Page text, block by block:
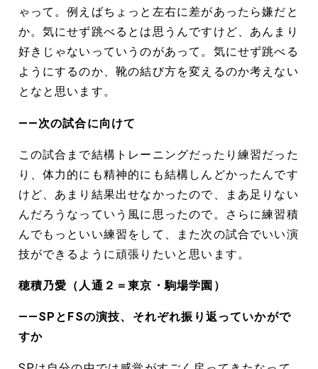
ゃって。例えばちょっと左右に差があったら嫌だと
か。気にせず跳べるとは思うんですけど、あんまり
好きじゃないっていうのがあって。気にせず跳べる
ようにするのか、靴の結び方を変えるのか考えない
となと思います。
――次の試合に向けて
この試合まで結構トレーニングだったり練習だった
り、体力的にも精神的にも結構しんどかったんです
けど、あまり結果出せなかったので、まあ足りない
んだろうなっていう風に思ったので。さらに練習積
んでもっといい練習をして、また次の試合でいい演
技ができるように頑張りたいと思います。
穂積乃愛（人通２＝東京・駒場学園）
――SPとFSの演技、それぞれ振り返っていかがで
すか